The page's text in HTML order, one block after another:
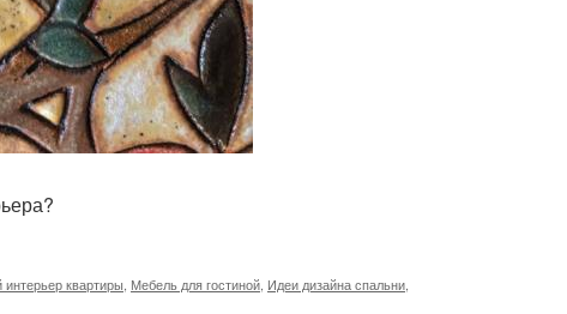
квартиры Мебель для гостиной Идеи дизайна спальни